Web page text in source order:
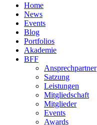
Home
News
Events
Blog
Portfolios
Akademie
BFF
Ansprechpartner
Satzung
Leistungen
Mitgliedschaft
Mitglieder
Events
Awards